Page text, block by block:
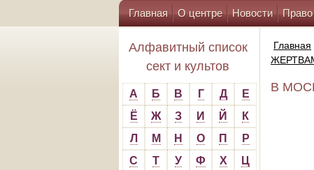
Главная О центре Новости Право
Помощь центру
Алфавитный список
сект и культов
А Б В Г Д
Е
Ё
Ж З И Й
К
Л
М Н О П
Р
С
Т У Ф Х
Ц
Главная
В